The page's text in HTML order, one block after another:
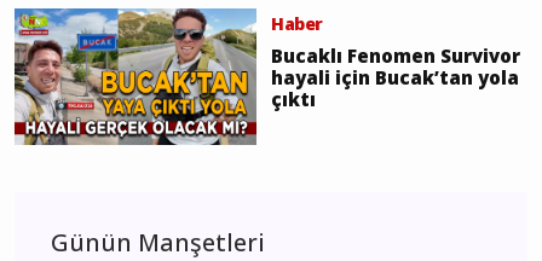
Haber
Bucaklı Fenomen Survivor
hayali için Bucak’tan yola
çıktı
Günün Manşetleri